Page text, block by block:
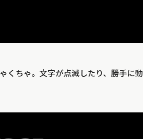
くちゃ。文字が点滅したり、勝手に動